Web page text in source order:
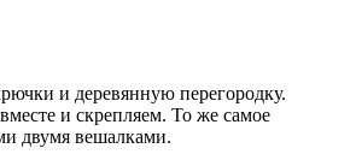
и деревянную перегородку.
и скрепляем. То же самое
двумя вешалками.